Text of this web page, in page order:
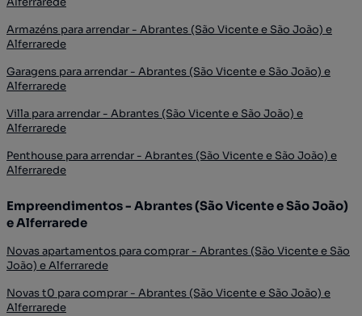
Armazéns para arrendar - Abrantes (São Vicente e São João) e
Alferrarede
Garagens para arrendar - Abrantes (São Vicente e São João) e
Alferrarede
Villa para arrendar - Abrantes (São Vicente e São João) e
Alferrarede
Penthouse para arrendar - Abrantes (São Vicente e São João) e
Alferrarede
Empreendimentos - Abrantes (São Vicente e São João)
e Alferrarede
Novas apartamentos para comprar - Abrantes (São Vicente e São
João) e Alferrarede
Novas t0 para comprar - Abrantes (São Vicente e São João) e
Alferrarede